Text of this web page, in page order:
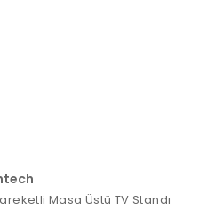
Masa Üstü TV Standı